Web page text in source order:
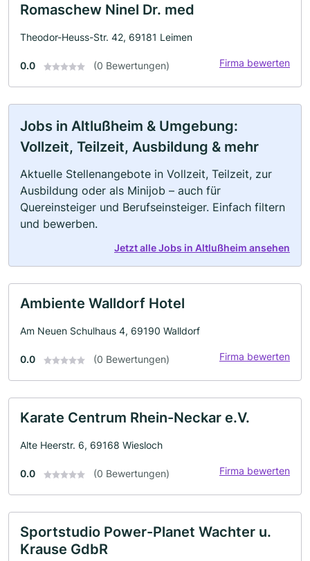
Romaschew Ninel Dr. med
Theodor-Heuss-Str. 42, 69181 Leimen
0.0 (0 Bewertungen) Firma bewerten
Jobs in Altlußheim & Umgebung:
Vollzeit, Teilzeit, Ausbildung & mehr
Aktuelle Stellenangebote in Vollzeit, Teilzeit, zur
Ausbildung oder als Minijob – auch für
Quereinsteiger und Berufseinsteiger. Einfach filtern
und bewerben.
Jetzt alle Jobs in Altlußheim ansehen
Ambiente Walldorf Hotel
Am Neuen Schulhaus 4, 69190 Walldorf
0.0 (0 Bewertungen) Firma bewerten
Karate Centrum Rhein-Neckar e.V.
Alte Heerstr. 6, 69168 Wiesloch
0.0 (0 Bewertungen) Firma bewerten
Sportstudio Power-Planet Wachter u.
Krause GdbR